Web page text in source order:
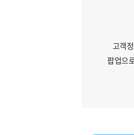
고객
팝업으